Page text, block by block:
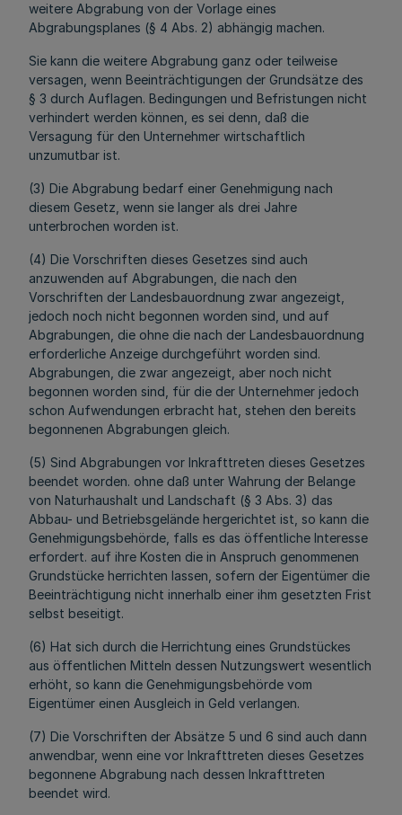
weitere Abgrabung von der Vorlage eines
Abgrabungsplanes (§ 4 Abs. 2) abhängig machen.
Sie kann die weitere Abgrabung ganz oder teilweise
versagen, wenn Beeinträchtigungen der Grundsätze des
§ 3 durch Auflagen. Bedingungen und Befristungen nicht
verhindert werden können, es sei denn, daß die
Versagung für den Unternehmer wirtschaftlich
unzumutbar ist.
(3) Die Abgrabung bedarf einer Genehmigung nach
diesem Gesetz, wenn sie langer als drei Jahre
unterbrochen worden ist.
(4) Die Vorschriften dieses Gesetzes sind auch
anzuwenden auf Abgrabungen, die nach den
Vorschriften der Landesbauordnung zwar angezeigt,
jedoch noch nicht begonnen worden sind, und auf
Abgrabungen, die ohne die nach der Landesbauordnung
erforderliche Anzeige durchgeführt worden sind.
Abgrabungen, die zwar angezeigt, aber noch nicht
begonnen worden sind, für die der Unternehmer jedoch
schon Aufwendungen erbracht hat, stehen den bereits
begonnenen Abgrabungen gleich.
(5) Sind Abgrabungen vor Inkrafttreten dieses Gesetzes
beendet worden. ohne daß unter Wahrung der Belange
von Naturhaushalt und Landschaft (§ 3 Abs. 3) das
Abbau- und Betriebsgelände hergerichtet ist, so kann die
Genehmigungsbehörde, falls es das öffentliche Interesse
erfordert. auf ihre Kosten die in Anspruch genommenen
Grundstücke herrichten lassen, sofern der Eigentümer die
Beeinträchtigung nicht innerhalb einer ihm gesetzten Frist
selbst beseitigt.
(6) Hat sich durch die Herrichtung eines Grundstückes
aus öffentlichen Mitteln dessen Nutzungswert wesentlich
erhöht, so kann die Genehmigungsbehörde vom
Eigentümer einen Ausgleich in Geld verlangen.
(7) Die Vorschriften der Absätze 5 und 6 sind auch dann
anwendbar, wenn eine vor Inkrafttreten dieses Gesetzes
begonnene Abgrabung nach dessen Inkrafttreten
beendet wird.